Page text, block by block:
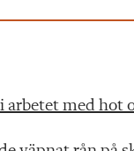
arbetet med hot